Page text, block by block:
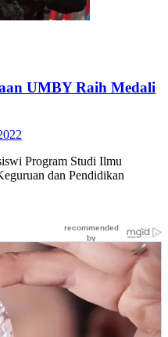
UMBY Raih Medali
Program Studi Ilmu
dan Pendidikan